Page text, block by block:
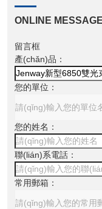
ONLINE MESSAGE
留言框
產(chǎn)品：
您的單位：
您的姓名：
聯(lián)系電話：
常用郵箱：